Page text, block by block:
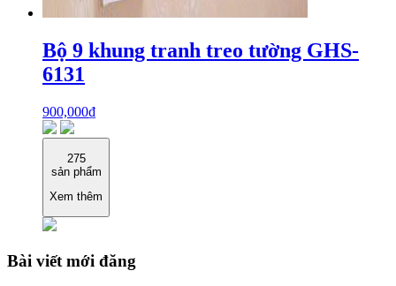
Bộ 9 khung tranh treo tường GHS-
6131
900,000₫
275
sản phẩm
Xem thêm
Bài viết mới đăng